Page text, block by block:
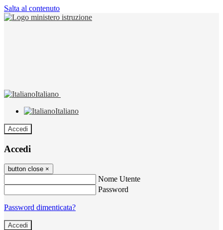
Salta al contenuto
Italiano
Italiano
Accedi
Accedi
button close ×
Nome Utente
Password
Password dimenticata?